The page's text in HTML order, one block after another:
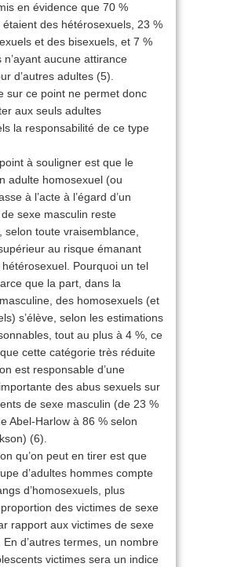
en évidence que 70 %
étaient des hétérosexuels, 23 %
et des bisexuels, et 7 %
n’ayant aucune attirance
d’autres adultes (5).
sur ce point ne permet donc
aux seuls adultes
la responsabilité de ce type
à souligner est que le
adulte homosexuel (ou
à l’acte à l’égard d’un
sexe masculin reste
selon toute vraisemblance,
au risque émanant
hétérosexuel. Pourquoi un tel
que la part, dans la
des homosexuels (et
s’élève, selon les estimations
tout au plus à 4 %, ce
cette catégorie très réduite
est responsable d’une
des abus sexuels sur
de sexe masculin (de 23 %
Abel-Harlow à 86 % selon
(6).
qu’on peut en tirer est que
d’adultes hommes compte
d’homosexuels, plus
proportion des victimes de sexe
rapport aux victimes de sexe
d’autres termes, un nombre
victimes sera un indice